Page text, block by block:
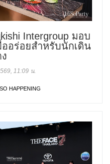
Intergroup มอบ
อร่อยสำหรับนักเดิน
11:09 น.
HAPPENING